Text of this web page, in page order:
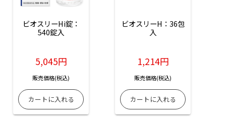
ビオスリーHi錠：
540錠入
5,045円
販売価格(税込)
ビオスリーH：36包
入
1,214円
販売価格(税込)